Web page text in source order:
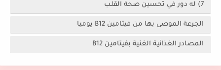
7) له دور في تحسين صحة القلب
الجرعة الموصى بها من فيتامين B12 يوميا
المصادر الغذائية الغنية بفيتامين B12